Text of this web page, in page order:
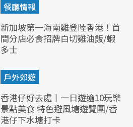
餐廳情報
新加坡第一海南雞登陸香港！首
間分店必食招牌白切雞油飯/蝦
多士
戶外郊遊
香港仔好去處丨一日遊逾10玩樂
景點美食 特色避風塘遊覽團/香
港仔下水塘打卡